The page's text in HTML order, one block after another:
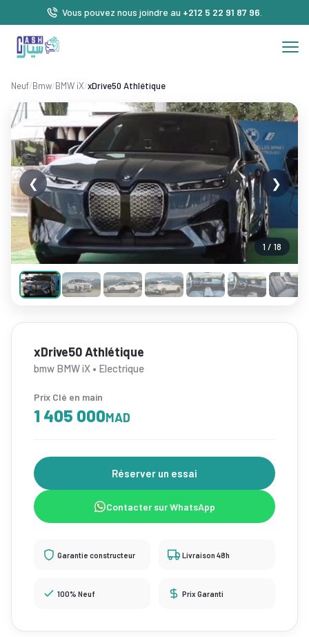
Vous pouvez nous joindre au +212 5 22 91 87 96
Neuf/Bmw/BMW iX/xDrive50 Athlétique
1 / 18
❮ ❯
xDrive50 Athlétique
bmw BMW iX • Electrique
Prix Clé en main
1 405 000MAD
Réserver un essai
Contacter sur WhatsApp
Garantie constructeur Livraison 48h
100% Neuf Prix Garanti